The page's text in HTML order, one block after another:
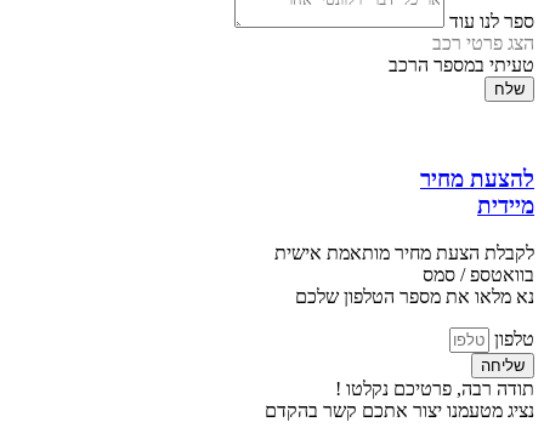
ספר לנו עוד
הצג פרטי רכב
טעיתי במספר הרכב
שלח
להצעת מחיר
מיידית
לקבלת הצעת מחיר מותאמת אישית
בוואטספ / סמס
נא מלאו את מספר הטלפון שלכם
טלפון
שליחה
תודה רבה, פרטיכם נקלטו !
נציג מטעמנו יצור אתכם קשר בהקדם